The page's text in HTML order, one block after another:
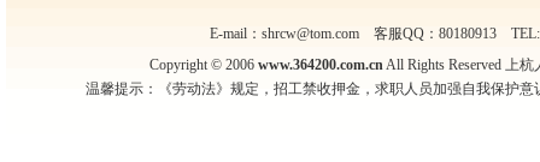
E-mail：shrcw@tom.com 客服QQ：80180913
Copyright © 2006 www.364200.com.cnAll Rights Reserved
温馨提示：《劳动法》规定，招工禁收押金，求职人员加强自我保护